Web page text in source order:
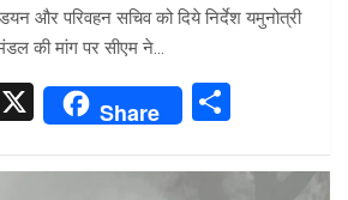
और परिवहन सचिव को दिये निर्देश यमुनोत्री
की मांग पर सीएम ने…
X Share
ar